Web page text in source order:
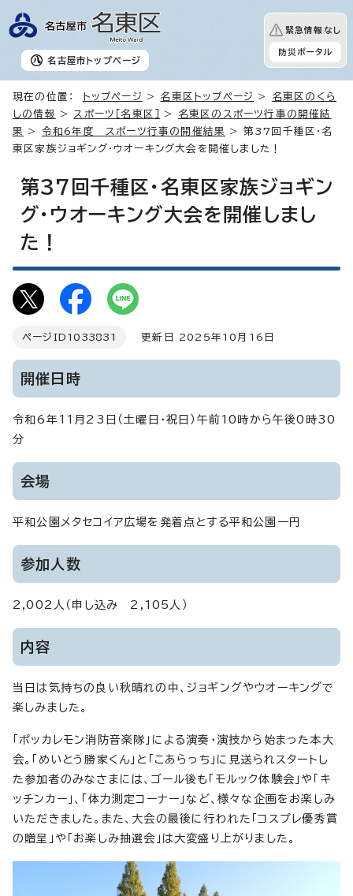
名古屋市 トップページ
緊急情報なし
防災ポータル
現在の位置： トップページ > 名東区トップページ > 名東区のくら
しの情報
> スポーツ［名東区］ > 名東区のスポーツ行事の開催結
果
> 令和6年度 スポーツ行事の開催結果
> 第37回千種区・名
東区家族ジョギング・ウオーキング大会を開催しました！
第37回千種区・名東区家族ジョギン
グ・ウオーキング大会を開催しまし
た！
ページID 1033831 更新日 2025年10月16日
開催日時
令和6年11月23日（土曜日・祝日）午前10時から午後0時30
分
会場
平和公園メタセコイア広場を発着点とする平和公園一円
参加人数
2,002人（申し込み 2,105人）
内容
当日は気持ちの良い秋晴れの中、ジョギングやウオーキングで
楽しみました。
「ポッカレモン消防音楽隊」による演奏・演技から始まった本大
会。「めいとう勝家くん」と「こあらっち」に見送られスタートし
た参加者のみなさまには、ゴール後も「モルック体験会」や「キ
ッチンカー」、「体力測定コーナー」など、様々な企画をお楽しみ
いただきました。また、大会の最後に行われた「コスプレ優秀賞
の贈呈」や「お楽しみ抽選会」は大変盛り上がりました。